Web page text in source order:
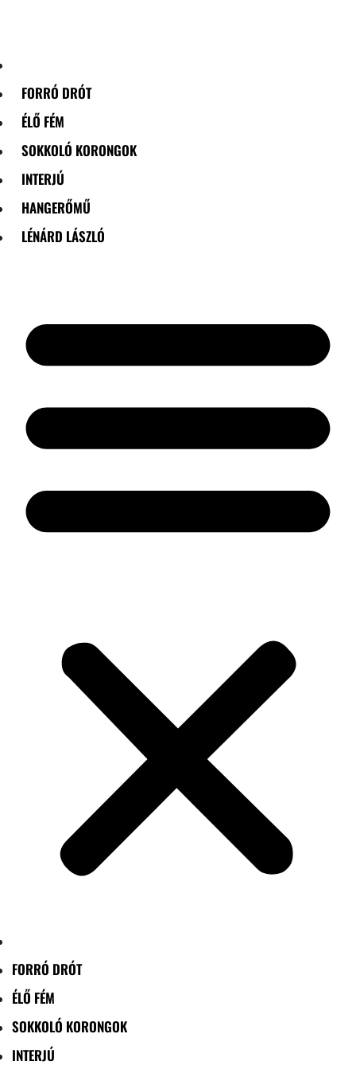
FORRÓ DRÓT
ÉLŐ FÉM
SOKKOLÓ KORONGOK
INTERJÚ
HANGERŐMŰ
LÉNÁRD LÁSZLÓ
FORRÓ DRÓT
ÉLŐ FÉM
SOKKOLÓ KORONGOK
INTERJÚ